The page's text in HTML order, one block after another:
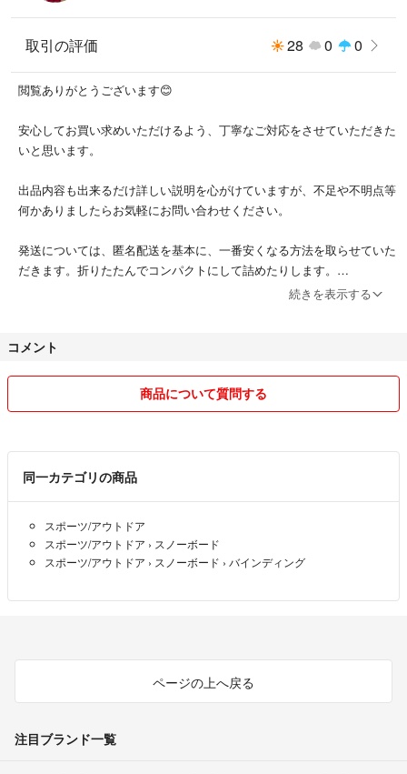
ラウンドモデル。
■カラー(メーカー表記)：
S：22〜24.5cm 対応
S/747g
■競技スタイル：オールラウンド
■フレックス：MIDIUM
■3D対応：×
■素材：ナイロンプラスチック、グラスファイバー
■2021年モデル
#スノーボード #スノボ #ビンディング #バインディング #スノボ初心者
取引の評価 28 0 0
閲覧ありがとうございます😊
安心してお買い求めいただけるよう、丁寧なご対応をさせていただきた
いと思います。
出品内容も出来るだけ詳しい説明を心がけていますが、不足や不明点等
何かありましたらお気軽にお問い合わせください。
発送については、匿名配送を基本に、一番安くなる方法を取らせていた
だきます。折りたたんでコンパクトにして詰めたりします。
例えば洋服でシワが気になるようでしたら発送方法のご相談を事前にお
また、やり取り等至らない点がございましたらすみません。おっしゃっ
個人の保有物です。不明点など事前に解決した上でご購入いただき、ノ
続きを表示する
コメント
商品について質問する
同一カテゴリの商品
スポーツ/アウトドア
スポーツ/アウトドア › スノーボード
スポーツ/アウトドア › スノーボード › バインディング
ページの上へ戻る
注目ブランド一覧